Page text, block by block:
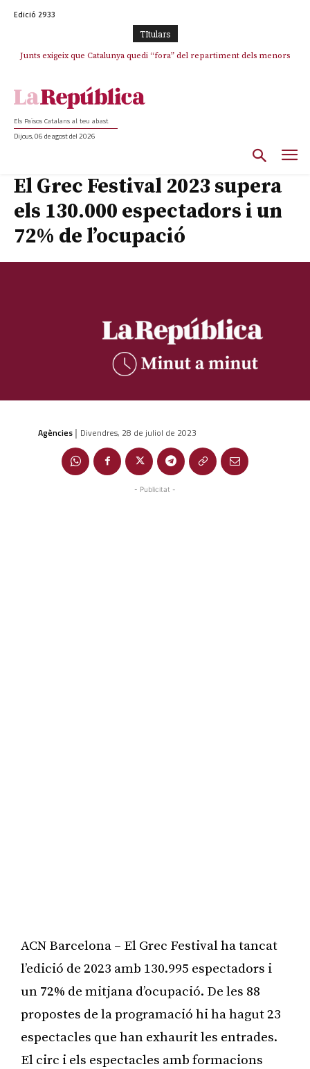
Edició 2933
TItulars
Junts exigeix que Catalunya quedi “fora” del repartiment dels menors
Junqueras demana a l’Estat que assumeixi “responsabilitats” pel “drama
Els Països Catalans al teu abast
Dijous, 06 de agost del 2026
El Grec Festival 2023 supera
els 130.000 espectadors i un
72% de l’ocupació
Agències | Divendres, 28 de juliol de 2023
- Publicitat -
ACN Barcelona – El Grec Festival ha tancat
l’edició de 2023 amb 130.995 espectadors i
un 72% de mitjana d’ocupació. De les 88
propostes de la programació hi ha hagut 23
espectacles que han exhaurit les entrades.
El circ i els espectacles amb formacions